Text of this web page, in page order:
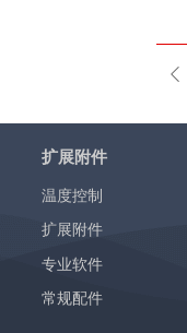
ꄴ
扩展附件
温度控制
扩展附件
专业软件
常规配件